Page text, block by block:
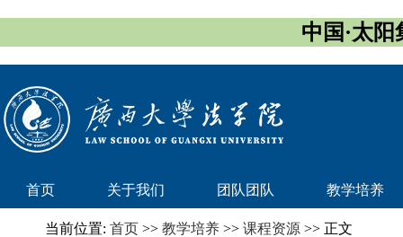
中国·太
首页 关于我们 团队团队 教学培养
当前位置: 首页 >> 教学培养 >> 课程资源 >> 正文